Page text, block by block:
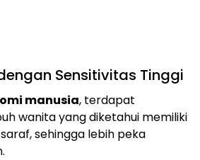
Sensitivitas Tinggi
manusia, terdapat
wanita yang diketahui memiliki
sehingga lebih peka